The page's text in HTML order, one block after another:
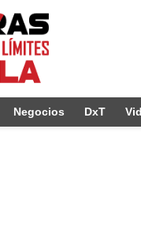
Negocios DxT